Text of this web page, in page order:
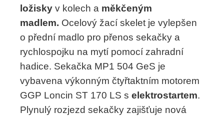
ložisky v kolech a měkčeným
madlem. Ocelový žací skelet je vylepšen
o přední madlo pro přenos sekačky a
rychlospojku na mytí pomocí zahradní
hadice. Sekačka MP1 504 GeS je
vybavena výkonným čtyřtaktním motorem
GGP Loncin ST 170 LS s elektrostartem.
Plynulý rozjezd sekačky zajišťuje nová